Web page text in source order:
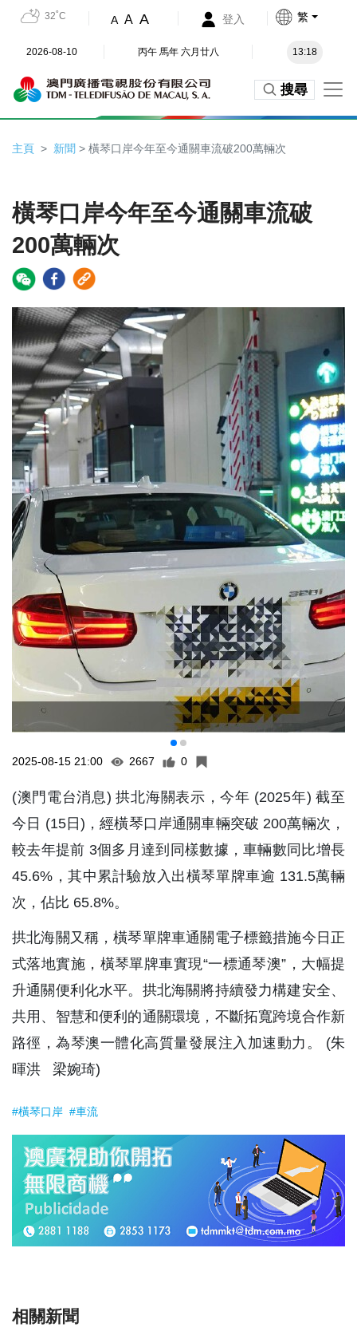
32˚C A A A 登入 繁
2026-08-10 丙午 馬年 六月廿八 13:18
搜尋
主頁 新聞 > 橫琴口岸今年至今通關車流破200萬輛次
橫琴口岸今年至今通關車流破
200萬輛次
2025-08-15 21:00 2667 0
(澳門電台消息) 拱北海關表示，今年 (2025年) 截至
今日 (15日)，經橫琴口岸通關車輛突破 200萬輛次，
較去年提前 3個多月達到同樣數據，車輛數同比增長
45.6%，其中累計驗放入出橫琴單牌車逾 131.5萬輛
次，佔比 65.8%。
拱北海關又稱，橫琴單牌車通關電子標籤措施今日正
式落地實施，橫琴單牌車實現“一標通琴澳”，大幅提
升通關便利化水平。拱北海關將持續發力構建安全、
共用、智慧和便利的通關環境，不斷拓寬跨境合作新
路徑，為琴澳一體化高質量發展注入加速動力。 (朱
暉洪 梁婉琦)
#橫琴口岸 #車流
相關新聞